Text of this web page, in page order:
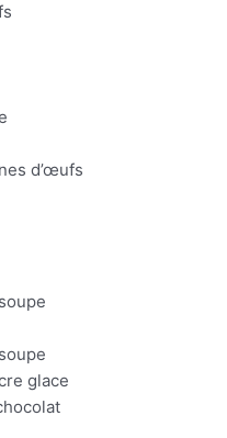
d’œufs
glace